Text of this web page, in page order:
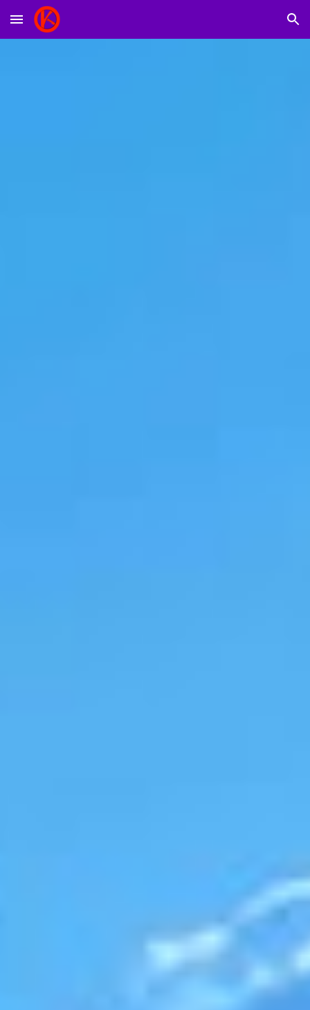
Skip to main content Skip to navigation